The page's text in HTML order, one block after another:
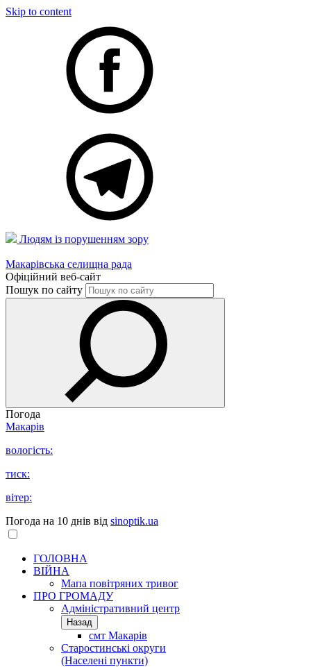
Skip to content
Людям із порушенням зору
Макарівська селищна рада
Офіційний веб-сайт
Пошук по сайту
Погода
Макарів
вологість:
тиск:
вітер:
Погода на 10 днів від sinoptik.ua
ГОЛОВНА
ВІЙНА
Мапа повітряних тривог
ПРО ГРОМАДУ
Aдміністративний центр
Назад
смт Макарів
Старостинські округи
(Населені пункти)